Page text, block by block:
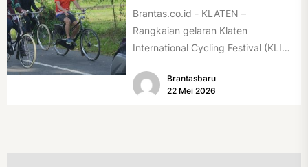
Brantas.co.id - KLATEN –
Rangkaian gelaran Klaten
International Cycling Festival (KLIC
(17/5/2026). Rangkaian kegiatan
dibuka...
Brantasbaru
22 Mei 2026